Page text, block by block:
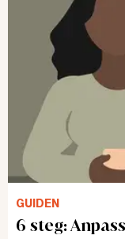
GUIDEN
6 steg: